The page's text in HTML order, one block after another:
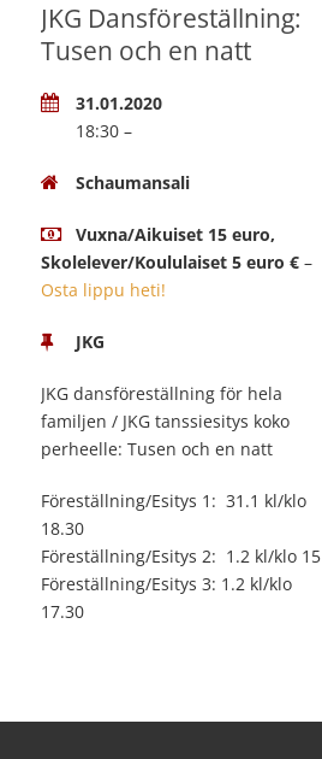
JKG Dansföreställning:
Tusen och en natt
31.01.2020
18:30 –
Schaumansali
Vuxna/Aikuiset 15 euro,
Skolelever/Koululaiset 5 euro € –
Osta lippu heti!
JKG
JKG dansföreställning för hela
familjen / JKG tanssiesitys koko
perheelle: Tusen och en natt
Föreställning/Esitys 1: 31.1 kl/klo
18.30
Föreställning/Esitys 2: 1.2 kl/klo 15
Föreställning/Esitys 3: 1.2 kl/klo
17.30